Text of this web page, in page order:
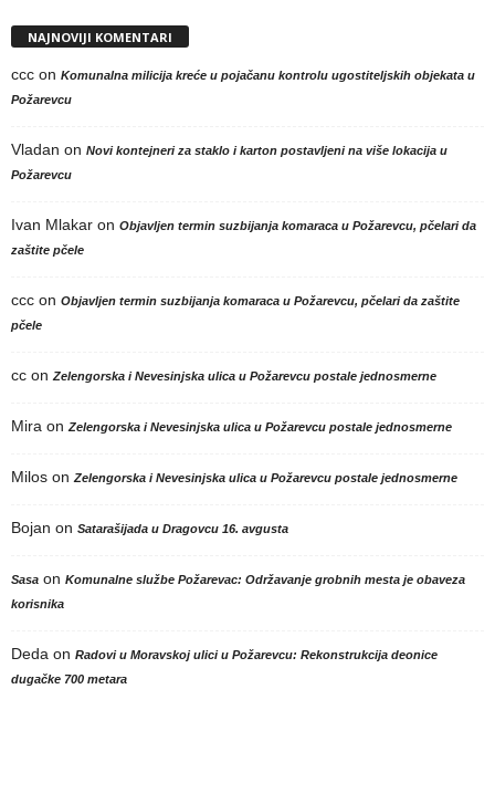
NAJNOVIJI KOMENTARI
ccc on Komunalna milicija kreće u pojačanu kontrolu ugostiteljskih objekata u
Požarevcu
Vladan on Novi kontejneri za staklo i karton postavljeni na više lokacija u
Požarevcu
Ivan Mlakar on Objavljen termin suzbijanja komaraca u Požarevcu, pčelari da
zaštite pčele
ccc on Objavljen termin suzbijanja komaraca u Požarevcu, pčelari da zaštite
pčele
cc on Zelengorska i Nevesinjska ulica u Požarevcu postale jednosmerne
Mira on Zelengorska i Nevesinjska ulica u Požarevcu postale jednosmerne
Milos on Zelengorska i Nevesinjska ulica u Požarevcu postale jednosmerne
Bojan on Satarašijada u Dragovcu 16. avgusta
Sasa on Komunalne službe Požarevac: Održavanje grobnih mesta je obaveza
korisnika
Deda on Radovi u Moravskoj ulici u Požarevcu: Rekonstrukcija deonice
dugačke 700 metara